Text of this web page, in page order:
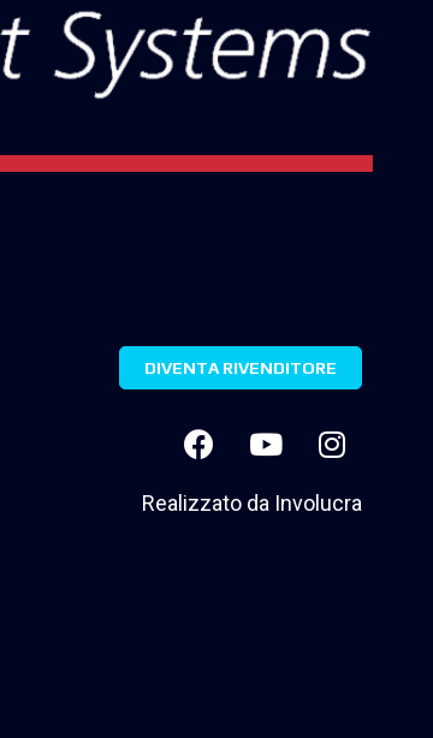
DIVENTA RIVENDITORE
Realizzato da Involucra